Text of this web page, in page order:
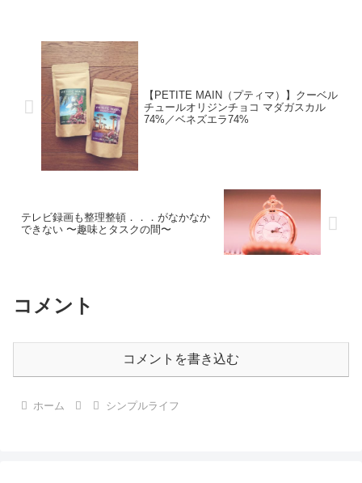
【PETITE MAIN（プティマ）】クーベル
チュールオリジンチョコ マダガスカル
74%／ベネズエラ74%
テレビ録画も整理整頓．．．がなかなか
できない 〜趣味とタスクの間〜
コメント
コメントを書き込む
ホーム シンプルライフ